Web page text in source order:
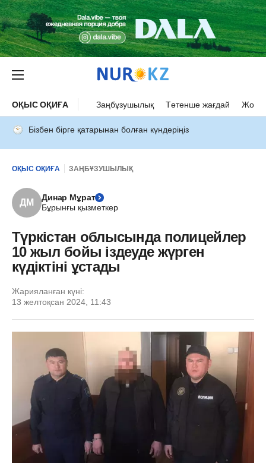
ОҚЫС ОҚИҒА Заңбұзушылық Төтенше жағдай Жол
Бізбен бірге қатарынан болған күндеріңіз
ОҚЫС ОҚИҒА ЗАҢБҰЗУШЫЛЫҚ
ДМ
Динар Мұрат
Бұрынғы қызметкер
Түркістан облысында полицейлер
10 жыл бойы іздеуде жүрген
күдіктіні ұстады
Жарияланған күні:
13 желтоқсан 2024, 11:43